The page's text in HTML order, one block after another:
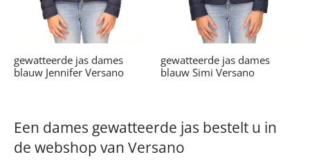
gewatteerde jas dames
blauw Jennifer Versano
gewatteerde jas dames
blauw Simi Versano
Een dames gewatteerde jas bestelt u in
de webshop van Versano